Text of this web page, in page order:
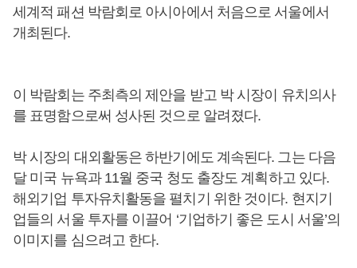
세계적 패션 박람회로 아시아에서 처음으로 서울에서
개최된다.
이 박람회는 주최측의 제안을 받고 박 시장이 유치의사
를 표명함으로써 성사된 것으로 알려졌다.
박 시장의 대외활동은 하반기에도 계속된다. 그는 다음
달 미국 뉴욕과 11월 중국 청도 출장도 계획하고 있다.
해외기업 투자유치활동을 펼치기 위한 것이다. 현지기
업들의 서울 투자를 이끌어 ‘기업하기 좋은 도시 서울’의
이미지를 심으려고 한다.